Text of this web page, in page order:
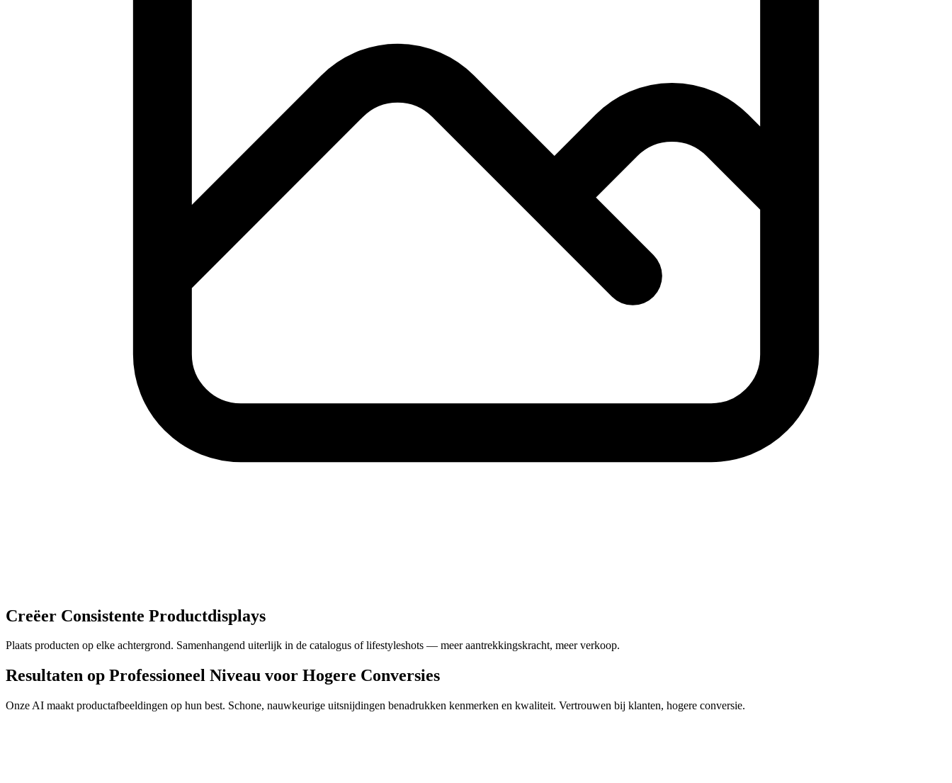
Creëer Consistente Productdisplays
Plaats producten op elke achtergrond. Samenhangend uiterlijk in de catalogus of lifestyleshots — meer aantrekkingskracht, meer verkoop.
Resultaten op Professioneel Niveau voor Hogere Conversies
Onze AI maakt productafbeeldingen op hun best. Schone, nauwkeurige uitsnijdingen benadrukken kenmerken en kwaliteit. Vertrouwen bij klanten, hogere conversie.